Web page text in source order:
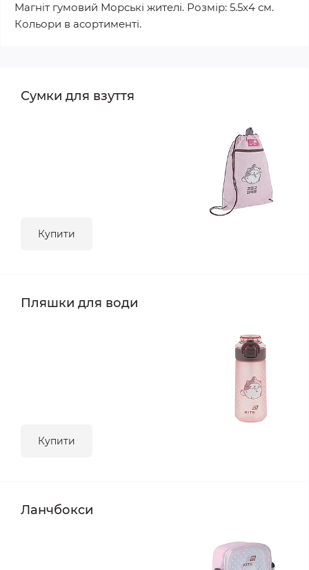
Магніт гумовий Морські жителі. Розмір: 5.5х4 см.
Кольори в асортименті.
Сумки для взуття
Купити
Пляшки для води
Купити
Ланчбокси